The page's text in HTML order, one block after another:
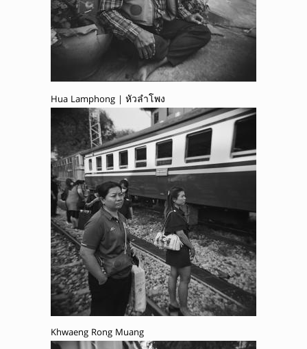
Hua Lamphong | หัวลำโพง
Khwaeng Rong Muang